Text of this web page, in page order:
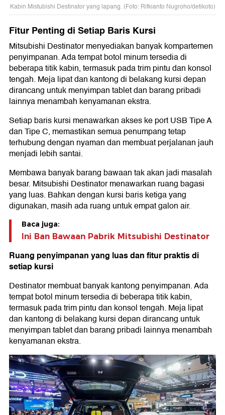
Kabin Mistubishi Destinator yang lapang. (Foto: Rifkianto Nugroho/detikoto)
Fitur Penting di Setiap Baris Kursi
Mitsubishi Destinator menyediakan banyak kompartemen
penyimpanan. Ada tempat botol minum tersedia di
beberapa titik kabin, termasuk pada trim pintu dan konsol
tengah. Meja lipat dan kantong di belakang kursi depan
dirancang untuk menyimpan tablet dan barang pribadi
lainnya menambah kenyamanan ekstra.
Setiap baris kursi menawarkan akses ke port USB Tipe A
dan Tipe C, memastikan semua penumpang tetap
terhubung dengan nyaman dan membuat perjalanan jauh
menjadi lebih santai.
Membawa banyak barang bawaan tak akan jadi masalah
besar. Mitsubishi Destinator menawarkan ruang bagasi
yang luas. Bahkan dengan kursi baris ketiga yang
digunakan, masih ada ruang untuk empat galon air.
Baca juga:
Ini Ban Bawaan Pabrik Mitsubishi Destinator
Ruang penyimpanan yang luas dan fitur praktis di
setiap kursi
Destinator membuat banyak kantong penyimpanan. Ada
tempat botol minum tersedia di beberapa titik kabin,
termasuk pada trim pintu dan konsol tengah. Meja lipat
dan kantong di belakang kursi depan dirancang untuk
menyimpan tablet dan barang pribadi lainnya menambah
kenyamanan ekstra.